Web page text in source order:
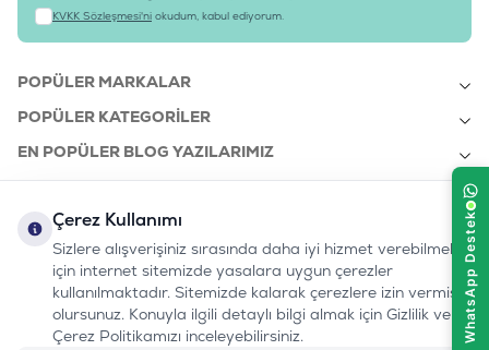
KVKK Sözleşmesi'ni okudum, kabul ediyorum.
POPÜLER MARKALAR
POPÜLER KATEGORILER
EN POPÜLER BLOG YAZILARIMIZ
KURUMSAL
bizi takip edin:
Instagram
Youtube
TiktokFacebook
Linkedin
www.evinemama.com
0232 7000 212
%100 MUTLU
MÜŞTERI HATTI
Çerez Kullanımı
Sizlere alışverişiniz sırasında daha iyi hizmet verebilmek
için internet sitemizde yasalara uygun çerezler
kullanılmaktadır. Sitemizde kalarak çerezlere izin vermiş
olursunuz. Konuyla ilgili detaylı bilgi almak için Gizlilik ve
Çerez Politikamızı inceleyebilirsiniz.